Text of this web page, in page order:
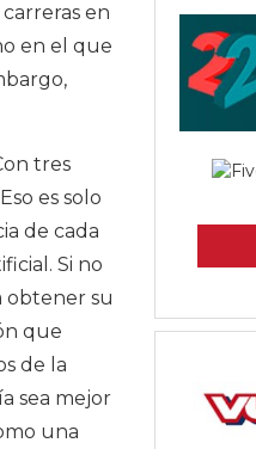
en
en el que
tres
es solo
de cada
Si no
obtener su
que
de la
sea mejor
una